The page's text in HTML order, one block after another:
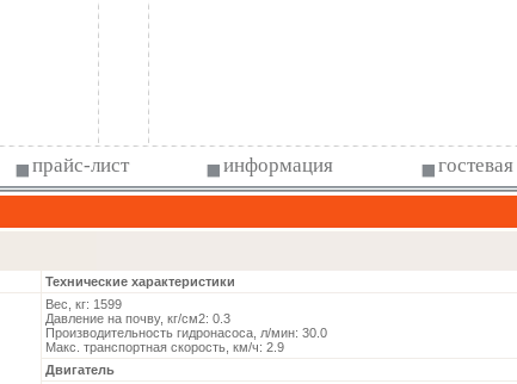
прайс-лист информация
Технические характеристики
Вес, кг: 1599
Давление на почву, кг/см2: 0.3
Производительность гидронасоса, л/мин: 30.0
Макс. транспортная скорость, км/ч: 2.9
Двигатель